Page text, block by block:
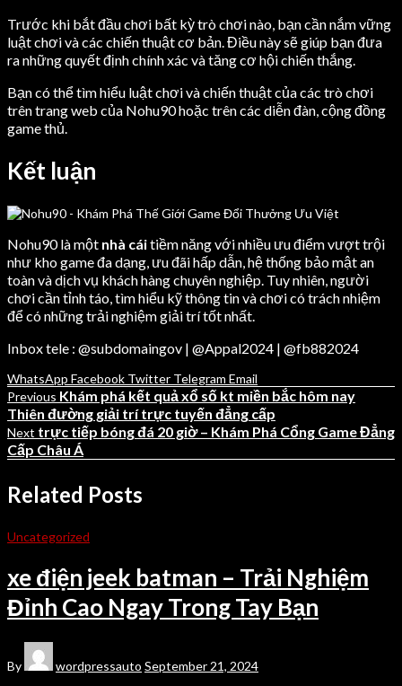
Trước khi bắt đầu chơi bất kỳ trò chơi nào, bạn cần nắm vững
luật chơi và các chiến thuật cơ bản. Điều này sẽ giúp bạn đưa
ra những quyết định chính xác và tăng cơ hội chiến thắng.
Bạn có thể tìm hiểu luật chơi và chiến thuật của các trò chơi
trên trang web của Nohu90 hoặc trên các diễn đàn, cộng đồng
game thủ.
Kết luận
Nohu90 là một nhà cáitiềm năng với nhiều ưu điểm vượt trội
như kho game đa dạng, ưu đãi hấp dẫn, hệ thống bảo mật an
toàn và dịch vụ khách hàng chuyên nghiệp. Tuy nhiên, người
chơi cần tỉnh táo, tìm hiểu kỹ thông tin và chơi có trách nhiệm
để có những trải nghiệm giải trí tốt nhất.
Inbox tele : @subdomaingov | @Appal2024 | @fb882024
WhatsApp Facebook Twitter Telegram Email
Previous Khám phá kết quả xổ số kt miền bắc hôm nay
Thiên đường giải trí trực tuyến đẳng cấp
Next trực tiếp bóng đá 20 giờ – Khám Phá Cổng Game Đẳng
Cấp Châu Á
Related Posts
Uncategorized
xe điện jeek batman – Trải Nghiệm
Đỉnh Cao Ngay Trong Tay Bạn
By wordpressauto September 21, 2024